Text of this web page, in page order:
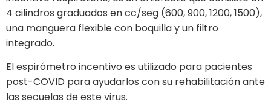
4 cilindros graduados en cc/seg (600, 900, 1200, 1500),
una manguera flexible con boquilla y un filtro
integrado.
El espirómetro incentivo es utilizado para pacientes
post-COVID para ayudarlos con su rehabilitación ante
las secuelas de este virus.